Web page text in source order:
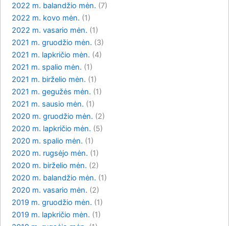
2022 m. balandžio mėn. (7)
2022 m. kovo mėn. (1)
2022 m. vasario mėn. (1)
2021 m. gruodžio mėn. (3)
2021 m. lapkričio mėn. (4)
2021 m. spalio mėn. (1)
2021 m. birželio mėn. (1)
2021 m. gegužės mėn. (1)
2021 m. sausio mėn. (1)
2020 m. gruodžio mėn. (2)
2020 m. lapkričio mėn. (5)
2020 m. spalio mėn. (1)
2020 m. rugsėjo mėn. (1)
2020 m. birželio mėn. (2)
2020 m. balandžio mėn. (1)
2020 m. vasario mėn. (2)
2019 m. gruodžio mėn. (1)
2019 m. lapkričio mėn. (1)